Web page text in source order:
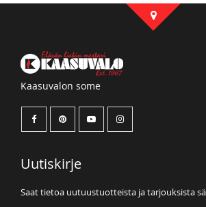
Kaasuvalon some
Uutiskirje
Saat tietoa uutuustuotteista ja tarjouksista